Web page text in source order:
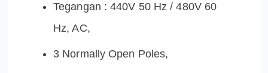
Tegangan : 440V 50 Hz / 480V 60
Hz, AC,
3 Normally Open Poles,